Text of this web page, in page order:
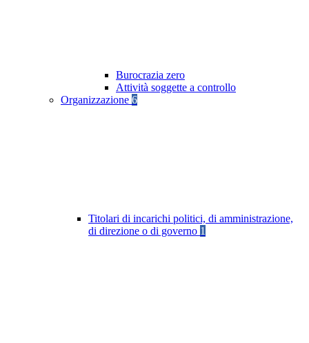
Burocrazia zero
Attività soggette a controllo
Organizzazione 6
Titolari di incarichi politici, di amministrazione,
di direzione o di governo 1